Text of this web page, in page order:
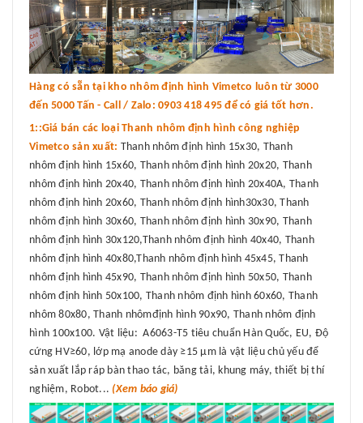
Hàng có sẵn tại kho nhôm định hình Vimetco luôn từ 3000
đến 5000 Tấn - Call / Zalo: 0903 418 495 để có giá tốt hơn.
1::Giá bán các loại Thanh nhôm định hình công nghiệp
Vimetco sản xuất: Thanh nhôm định hình 15x30, Thanh
nhôm định hình 15x60, Thanh nhôm định hình 20x20, Thanh
nhôm định hình 20x40, Thanh nhôm định hình 20x40A, Thanh
nhôm định hình 20x60, Thanh nhôm định hình30x30, Thanh
nhôm định hình 30x60, Thanh nhôm định hình 30x90, Thanh
nhôm định hình 30x120,Thanh nhôm định hình 40x40, Thanh
nhôm định hình 40x80,Thanh nhôm định hình 45x45, Thanh
nhôm định hình 45x90, Thanh nhôm định hình 50x50, Thanh
nhôm định hình 50x100, Thanh nhôm định hình 60x60, Thanh
nhôm 80x80, Thanh nhômđịnh hình 90x90, Thanh nhôm định
hình 100x100. Vật liệu: A6063-T5 tiêu chuẩn Hàn Quốc, EU, Độ
cứng HV≥60, lớp mạ anode dày ≥15 μm là vật liệu chủ yếu để
sản xuất lắp ráp bàn thao tác, băng tải, khung máy, thiết bị thí
nghiệm, Robot... (Xem báo giá)